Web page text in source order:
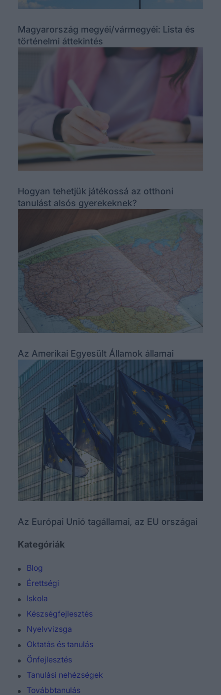
Magyarország megyéi/vármegyéi: Lista és
történelmi áttekintés
Hogyan tehetjük játékossá az otthoni
tanulást alsós gyerekeknek?
Az Amerikai Egyesült Államok államai
Az Európai Unió tagállamai, az EU országai
Kategóriák
Blog
Érettségi
Iskola
Készségfejlesztés
Nyelvvizsga
Oktatás és tanulás
Önfejlesztés
Tanulási nehézségek
Továbbtanulás